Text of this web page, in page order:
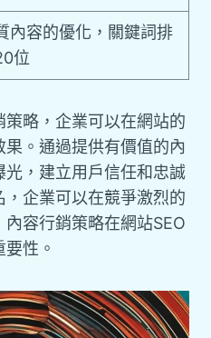
內容的優化，關鍵詞排
位
略，企業可以在網站的
。通過提供有價值的內
，建立用戶信任和忠誠
企業可以在競爭激烈的
容行銷策略在網站SEO
性。